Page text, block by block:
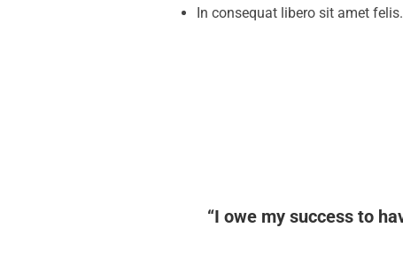
In consequat libero sit amet felis.
“I owe my success to